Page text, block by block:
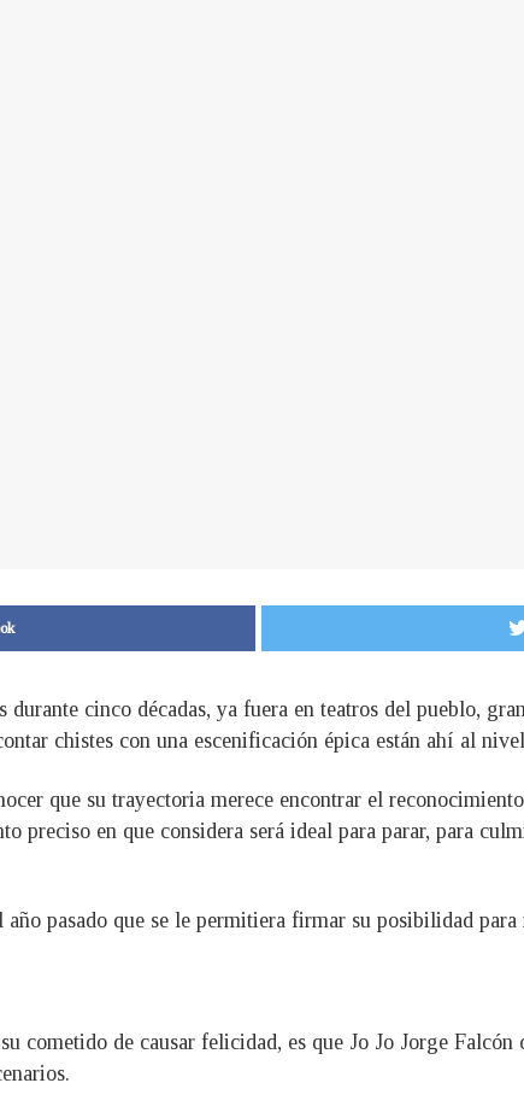
durante cinco décadas, ya fuera en teatros del pueblo,
chistes con una escenificación épica están ahí al
que su trayectoria merece encontrar el
preciso en que considera será ideal para parar, para
pasado que se le permitiera firmar su posibilidad
cometido de causar felicidad, es que Jo Jo Jorge